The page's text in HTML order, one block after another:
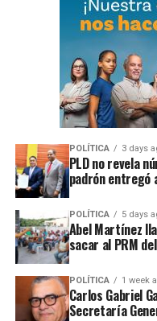
POLÍTICA 3 days
PLD no revela
padrón entregó
POLÍTICA 5 days
Abel Martínez
sacar al PRM
POLÍTICA 1 week
Carlos Gabriel
Secretaría